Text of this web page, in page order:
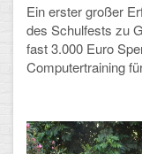
Ein erster großer
des Schulfests zu
fast 3.000 Euro
Computertraining